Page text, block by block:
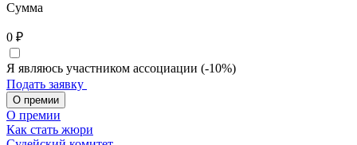
Сумма
0 ₽
Я являюсь участником ассоциации (-10%)
Подать заявку
О премии
О премии
Как стать жюри